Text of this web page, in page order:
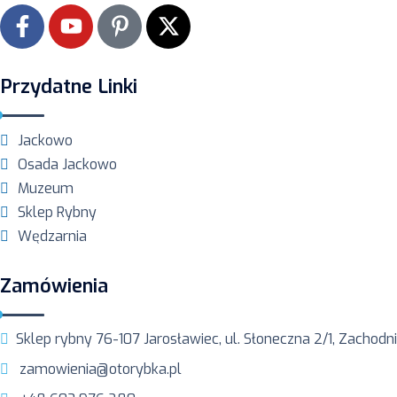
Przydatne Linki
Jackowo
Osada Jackowo
Muzeum
Sklep Rybny
Wędzarnia
Zamówienia
Sklep rybny 76-107 Jarosławiec, ul. Słoneczna 2/1,
zamowienia@otorybka.pl